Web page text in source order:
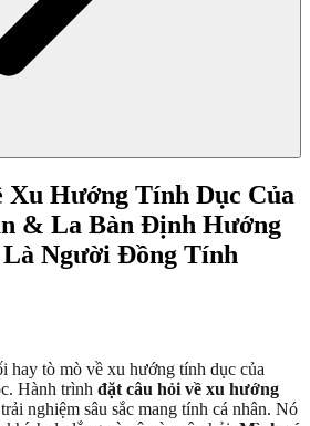
Hướng Tính Dục Của
& La Bàn Định Hướng
Người Đồng Tính
hay tò mò về xu hướng tính dục của
Hành trình đặt câu hỏi về xu hướng
nghiệm sâu sắc mang tính cá nhân. Nó